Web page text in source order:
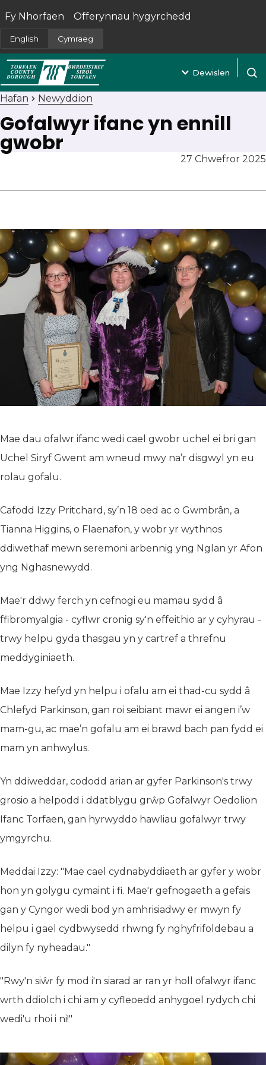
English Cymraeg
Fy Nhorfaen
(yn agor mewn tab newydd)
Offerynnau hygyrchedd
Dewislen
Hafan Newyddion
Gofalwyr ifanc yn ennill
gwobr
27 Chwefror 2025
Mae dau ofalwr ifanc wedi cael gwobr uchel ei bri gan
Uchel Siryf Gwent am wneud mwy na’r disgwyl yn eu
rolau gofalu.
Cafodd Izzy Pritchard, sy’n 18 oed ac o Gwmbrân, a
Tianna Higgins, o Flaenafon, y wobr yr wythnos
ddiwethaf mewn seremoni arbennig yng Nglan yr Afon
yng Nghasnewydd.
Mae'r ddwy ferch yn cefnogi eu mamau sydd â
ffibromyalgia - cyflwr cronig sy'n effeithio ar y cyhyrau -
trwy helpu gyda thasgau yn y cartref a threfnu
meddyginiaeth.
Mae Izzy hefyd yn helpu i ofalu am ei thad-cu sydd â
Chlefyd Parkinson, gan roi seibiant mawr ei angen i’w
mam-gu, ac mae’n gofalu am ei brawd bach pan fydd ei
mam yn anhwylus.
Yn ddiweddar, cododd arian ar gyfer Parkinson's trwy
grosio a helpodd i ddatblygu grŵp Gofalwyr Oedolion
Ifanc Torfaen, gan hyrwyddo hawliau gofalwyr trwy
ymgyrchu.
Meddai Izzy: "Mae cael cydnabyddiaeth ar gyfer y wobr
hon yn golygu cymaint i fi. Mae'r gefnogaeth a gefais
gan y Cyngor wedi bod yn amhrisiadwy er mwyn fy
helpu i gael cydbwysedd rhwng fy nghyfrifoldebau a
dilyn fy nyheadau."
"Rwy'n siŵr fy mod i'n siarad ar ran yr holl ofalwyr ifanc
wrth ddiolch i chi am y cyfleoedd anhygoel rydych chi
wedi'u rhoi i ni!"